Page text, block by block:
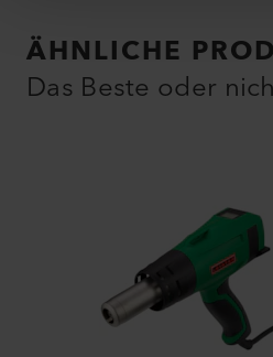
ÄHNLICHE
Das Beste oder